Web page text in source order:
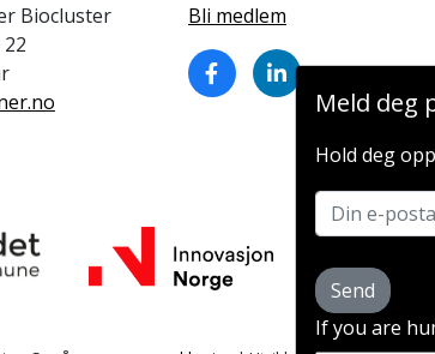
Biocluster
Bli medlem
Meld deg
Hold deg
Send
If you are